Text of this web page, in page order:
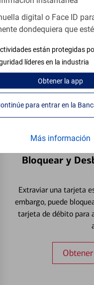
digital o Face ID
dondequiera que esté
están protegidas
líderes en la industria
Obtenerla app
Más información
Bloquear y
Extraviar una tarjeta
embargo, puede
tarjeta de débito para